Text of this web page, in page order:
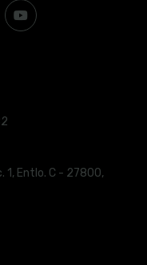
1, Entlo. C - 27800,